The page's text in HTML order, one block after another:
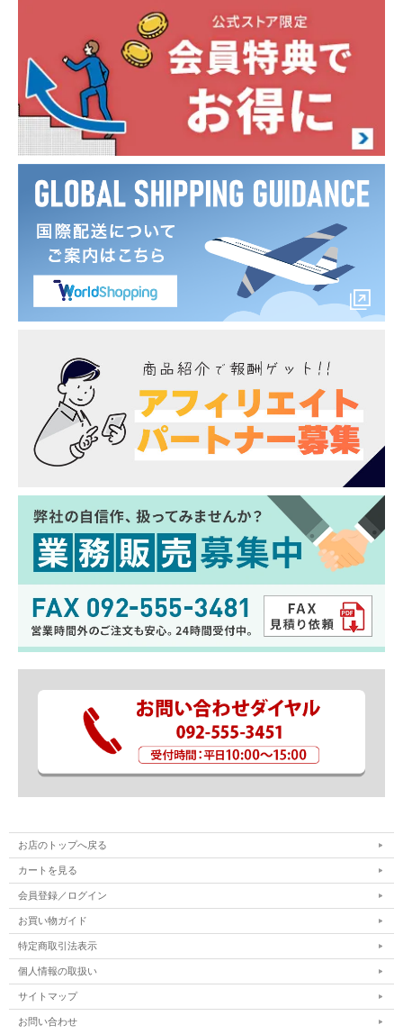
お店のトップへ戻る
カートを見る
会員登録／ログイン
お買い物ガイド
特定商取引法表示
個人情報の取扱い
サイトマップ
お問い合わせ